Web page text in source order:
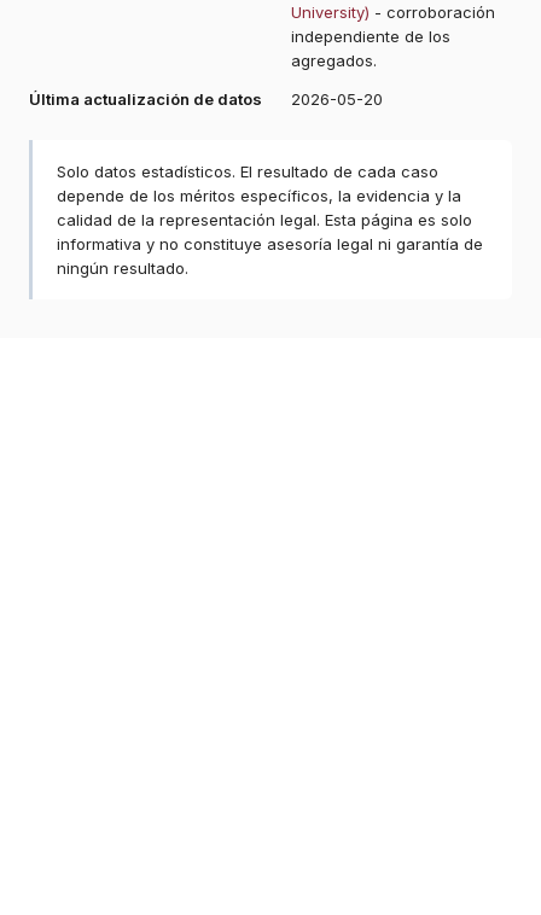
University) - corroboración
independiente de los
agregados.
Última actualización de datos
2026-05-20
Solo datos estadísticos. El resultado de cada caso
depende de los méritos específicos, la evidencia y la
calidad de la representación legal. Esta página es solo
informativa y no constituye asesoría legal ni garantía de
ningún resultado.